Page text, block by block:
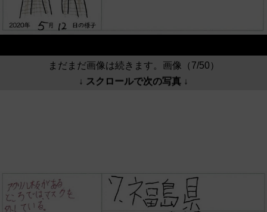
まだまだ画像は続きます。画像（7/50）
↓ スクロールで次の写真 ↓